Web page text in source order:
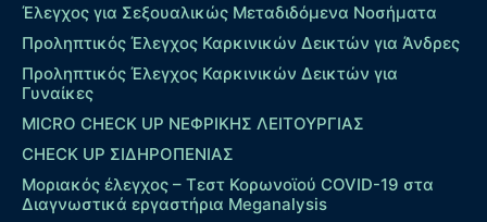
Έλεγχος για Σεξουαλικώς Μεταδιδόμενα Νοσήματα
Προληπτικός Έλεγχος Καρκινικών Δεικτών για Άνδρες
Προληπτικός Έλεγχος Καρκινικών Δεικτών για
Γυναίκες
MICRO CHECK UP ΝΕΦΡΙΚΗΣ ΛΕΙΤΟΥΡΓΙΑΣ
CHECK UP ΣΙΔΗΡΟΠΕΝΙΑΣ
Μοριακός έλεγχος – Τεστ Κορωνοϊού COVID-19 στα
Διαγνωστικά εργαστήρια Meganalysis